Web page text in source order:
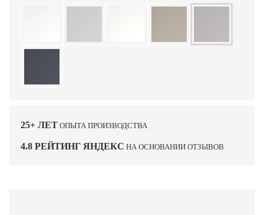
25+ ЛЕТ ОПЫТА ПРОИЗВОДСТВА
4.8 РЕЙТИНГ ЯНДЕКС НА ОСНОВАНИИ ОТЗЫВОВ